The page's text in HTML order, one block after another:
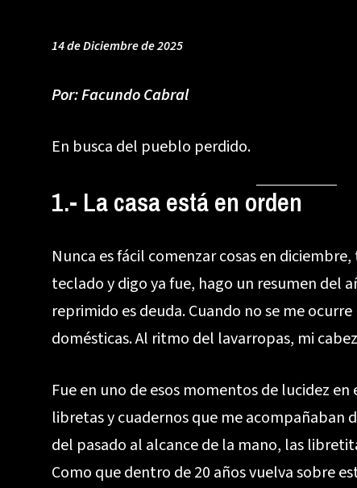
14 de Diciembre de 2025
Por:Facundo Cabral
En busca del pueblo perdido.
1.- La casa está en orden
Nunca es fácil comenzar cosas en
teclado y digo ya fue, hago un resumen del
reprimido es deuda. Cuando no se me
domésticas. Al ritmo del lavarropas, mi
Fue en uno de esos momentos de lucidez
libretas y cuadernos que me acompañaban
del pasado al alcance de la mano, las
Como que dentro de 20 años vuelva sobre